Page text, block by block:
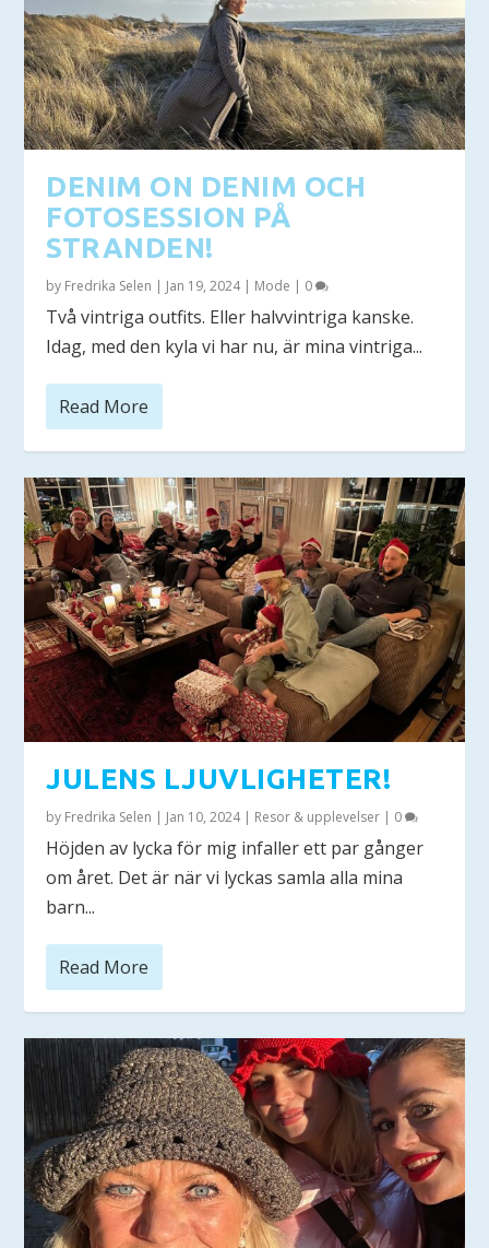
DENIM ON DENIM OCH
FOTOSESSION PÅ
STRANDEN!
by Fredrika Selen | Jan 19, 2024| Mode | 0
Två vintriga outfits. Eller halvvintriga kanske.
Idag, med den kyla vi har nu, är mina vintriga...
Read More
JULENS LJUVLIGHETER!
by Fredrika Selen | Jan 10, 2024| Resor & upplevelser | 0
Höjden av lycka för mig infaller ett par gånger
om året. Det är när vi lyckas samla alla mina
barn...
Read More